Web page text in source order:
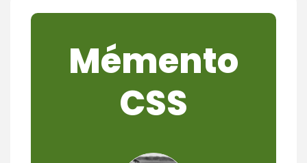
Mémento
CSS